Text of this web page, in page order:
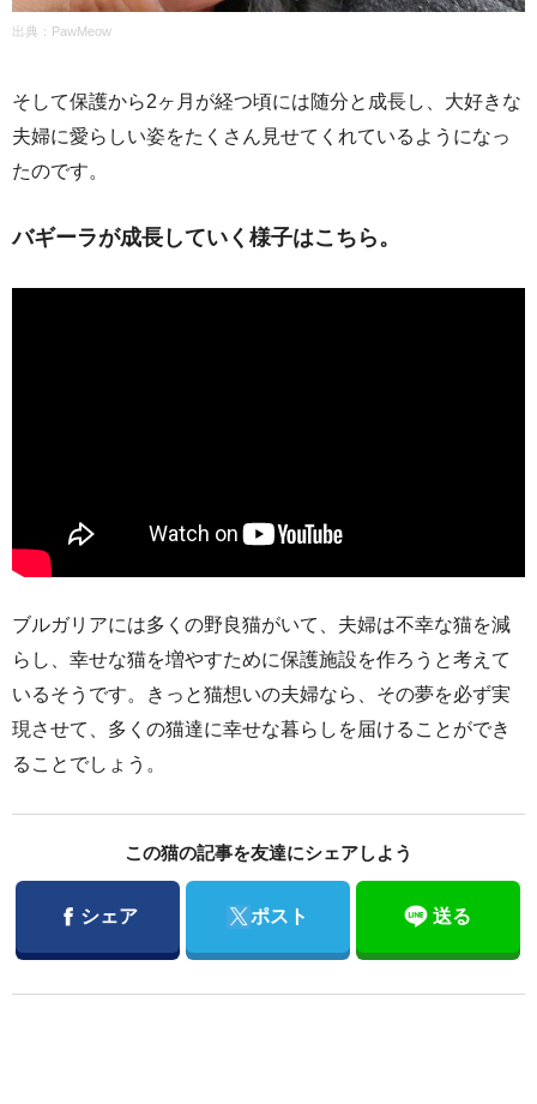
出典：PawMeow
そして保護から2ヶ月が経つ頃には随分と成長し、大好きな
夫婦に愛らしい姿をたくさん見せてくれているようになっ
たのです。
バギーラが成長していく様子はこちら。
ブルガリアには多くの野良猫がいて、夫婦は不幸な猫を減
らし、幸せな猫を増やすために保護施設を作ろうと考えて
いるそうです。きっと猫想いの夫婦なら、その夢を必ず実
現させて、多くの猫達に幸せな暮らしを届けることができ
ることでしょう。
この猫の記事を友達にシェアしよう
Facebook
シェア Twitter
ポスト 送る